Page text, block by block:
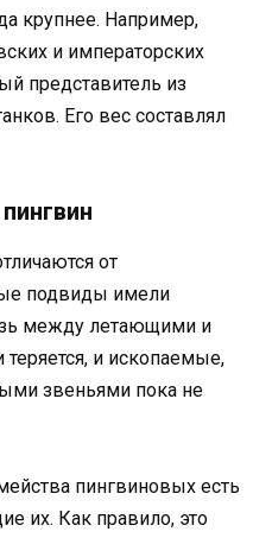
крупнее. Например,
и императорских
представитель из
Его вес составлял
от
подвиды имели
между летающими и
и ископаемые,
звеньями пока не
пингвиновых есть
их. Как правило, это